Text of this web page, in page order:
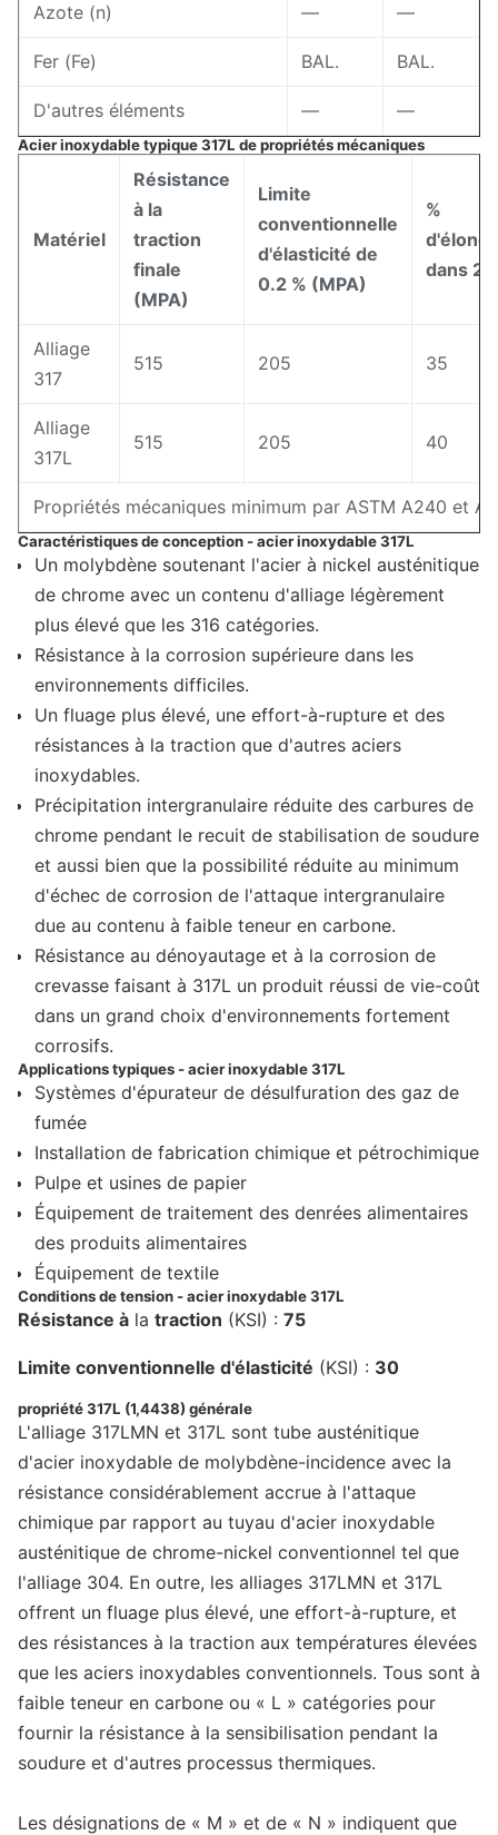
Azote (n) — —
Fer (Fe) BAL. BAL.
D'autres éléments — —
Acier inoxydable typique 317L de propriétés mécaniques
Matériel
Résistance
à la
traction
finale
(MPA)
Limite
conventionnelle
d'élasticité de
0.2 % (MPA)
%
dans 2"
Alliage
317
515 205 35
Alliage
317L
515 205 40
Propriétés mécaniques minimum par ASTM A240 et
Caractéristiques de conception - acier inoxydable 317L
Un molybdène soutenant l'acier à nickel austénitique
de chrome avec un contenu d'alliage légèrement
plus élevé que les 316 catégories.
Résistance à la corrosion supérieure dans les
environnements difficiles.
Un fluage plus élevé, une effort-à-rupture et des
résistances à la traction que d'autres aciers
inoxydables.
Précipitation intergranulaire réduite des carbures de
chrome pendant le recuit de stabilisation de soudure
et aussi bien que la possibilité réduite au minimum
d'échec de corrosion de l'attaque intergranulaire
due au contenu à faible teneur en carbone.
Résistance au dénoyautage et à la corrosion de
crevasse faisant à 317L un produit réussi de vie-coût
dans un grand choix d'environnements fortement
corrosifs.
Applications typiques - acier inoxydable 317L
Systèmes d'épurateur de désulfuration des gaz de
fumée
Installation de fabrication chimique et pétrochimique
Pulpe et usines de papier
Équipement de traitement des denrées alimentaires
des produits alimentaires
Équipement de textile
Conditions de tension - acier inoxydable 317L
Résistance à la traction (KSI) : 75
Limite conventionnelle d'élasticité (KSI) : 30
propriété 317L (1,4438) générale
L'alliage 317LMN et 317L sont tube austénitique
d'acier inoxydable de molybdène-incidence avec la
résistance considérablement accrue à l'attaque
chimique par rapport au tuyau d'acier inoxydable
austénitique de chrome-nickel conventionnel tel que
l'alliage 304. En outre, les alliages 317LMN et 317L
offrent un fluage plus élevé, une effort-à-rupture, et
des résistances à la traction aux températures élevées
que les aciers inoxydables conventionnels. Tous sont à
faible teneur en carbone ou « L » catégories pour
fournir la résistance à la sensibilisation pendant la
soudure et d'autres processus thermiques.
Les désignations de « M » et de « N » indiquent que